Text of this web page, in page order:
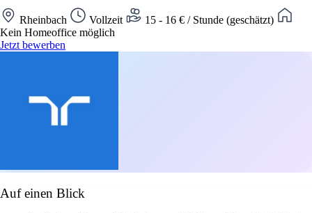
Rheinbach Vollzeit
15 - 16 € / Stunde (geschätzt)
Kein Homeoffice möglich
Jetzt bewerben
Auf einen Blick